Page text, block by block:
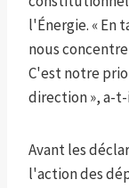
l'Énergie. « En
nous
C'est notre
direction », a-
Avant les
l'action des